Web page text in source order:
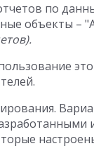
по
объекты –